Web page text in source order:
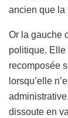
ancien que la
Or la gauche
politique. Elle
recomposée
lorsqu’elle
dissoute en